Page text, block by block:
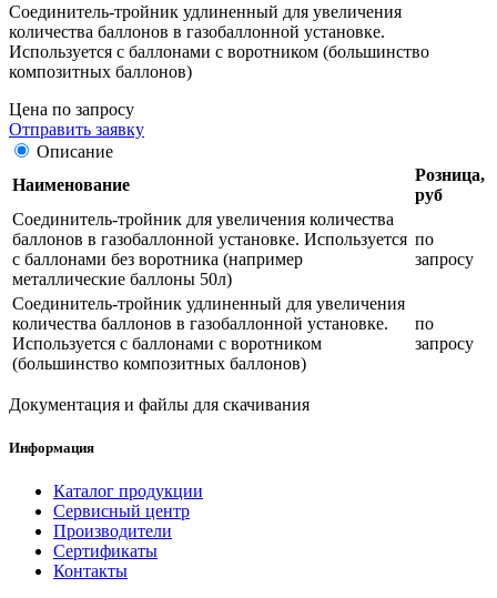
Соединитель-тройник удлиненный для увеличения
количества баллонов в газобаллонной установке.
Используется с баллонами с воротником (большинство
композитных баллонов)
Цена по запросу
Отправить заявку
Описание
Наименование
Розница,
руб
Соединитель-тройник для увеличения количества
баллонов в газобаллонной установке. Используется
с баллонами без воротника (например
металлические баллоны 50л)
по
запросу
Соединитель-тройник удлиненный для увеличения
количества баллонов в газобаллонной установке.
Используется с баллонами с воротником
(большинство композитных баллонов)
по
запросу
Документация и файлы для скачивания
Информация
Каталог продукции
Сервисный центр
Производители
Сертификаты
Контакты